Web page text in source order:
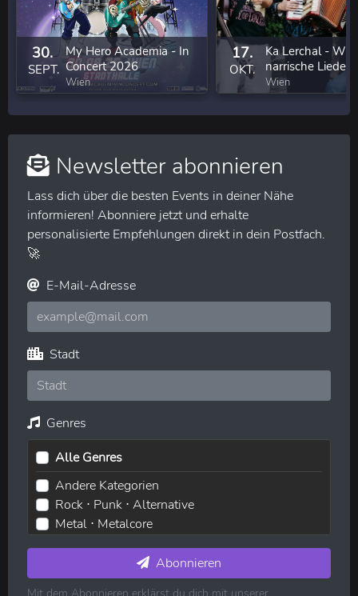
30.
SEPT.
My Hero Academia - In
Concert 2026
Wien
17.
OKT.
Ka Lerchal -
narrische Lieder
eigenem Anbau
Wien
Newsletter abonnieren
Lass dich über die besten Events in deiner Nähe
informieren! Abonniere jetzt und erhalte
personalisierte Empfehlungen direkt in dein Postfach.
🚀
E-Mail-Adresse
Stadt
Genres
Alle Genres
Andere Kategorien
Rock ⋅ Punk ⋅ Alternative
Metal ⋅ Metalcore
Pop ⋅ Dance ⋅ Indie
Hip-Hop ⋅ Rap
Abonnieren